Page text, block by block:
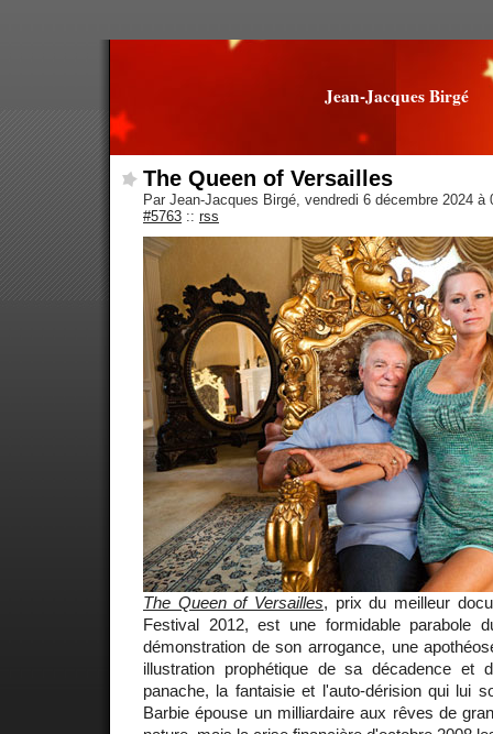
Jean-Jacques Birgé
The Queen of Versailles
Par Jean-Jacques Birgé, vendredi 6 décembre 2024 à
#5763 :: rss
The Queen of Versailles, prix du meilleur
Festival 2012, est une formidable parabole
démonstration de son arrogance, une
illustration prophétique de sa décadence et
panache, la fantaisie et l'auto-dérision qui lui
Barbie épouse un milliardaire aux rêves de